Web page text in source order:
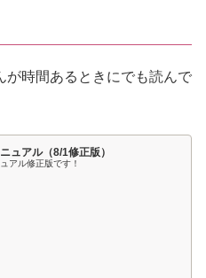
が時間あるときにでも読んで
ュアル（8/1修正版）
アル修正版です！